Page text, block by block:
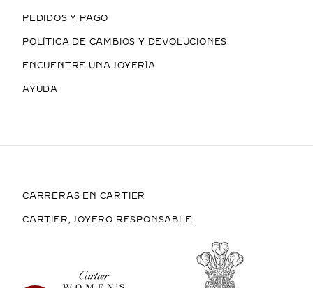
PEDIDOS Y PAGO
POLÍTICA DE CAMBIOS Y DEVOLUCIONES
ENCUENTRE UNA JOYERÍA
AYUDA
CARRERAS EN CARTIER
CARTIER, JOYERO RESPONSABLE